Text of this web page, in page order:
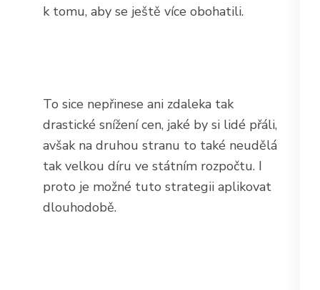
k tomu, aby se ještě více obohatili.
To sice nepřinese ani zdaleka tak
drastické snížení cen, jaké by si lidé přáli,
avšak na druhou stranu to také neudělá
tak velkou díru ve státním rozpočtu. I
proto je možné tuto strategii aplikovat
dlouhodobě.